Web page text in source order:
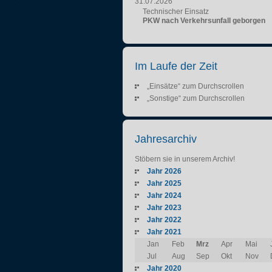
Technischer Einsatz
PKW nach Verkehrsunfall geborgen
Im Laufe der Zeit
„Einsätze“ zum Durchscrollen
„Sonstige“ zum Durchscrollen
Jahresarchiv
Stöbern sie in unserem Archiv!
Jahr 2026
Jahr 2025
Jahr 2024
Jahr 2023
Jahr 2022
Jahr 2021
Jan
Feb Mrz Apr Mai
Jul
Aug Sep Okt Nov
Jahr 2020